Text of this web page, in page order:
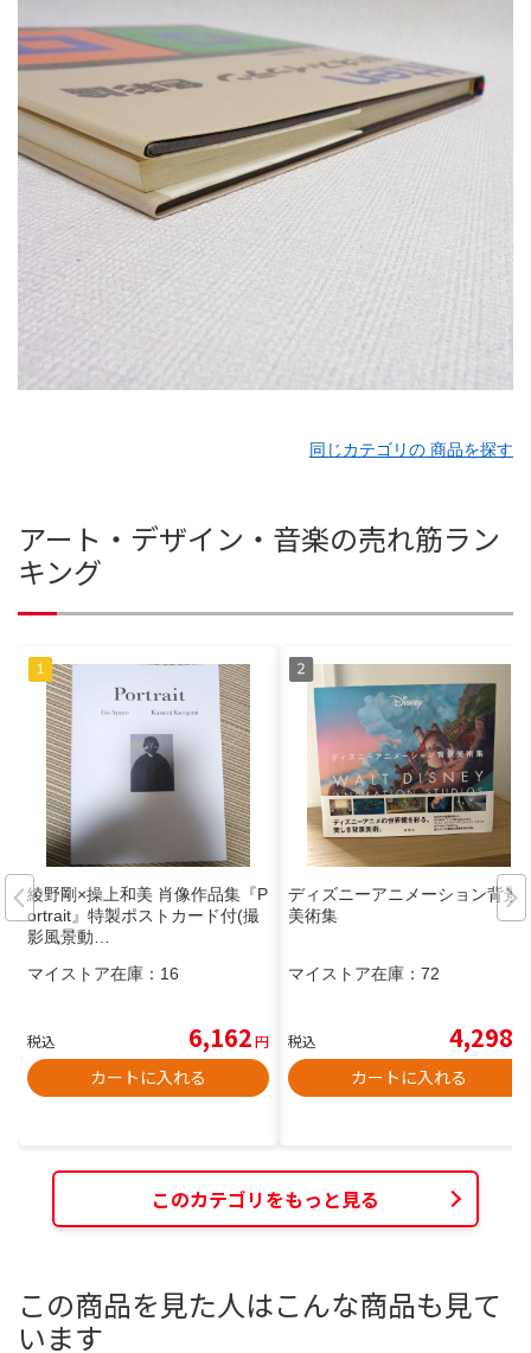
同じカテゴリの 商品を探す
アート・デザイン・音楽の売れ筋ラン
キング
綾野剛×操上和美 肖像作品集『P
ortrait』特製ポストカード付(撮
影風景動…
マイストア在庫： 16
税込 6,162円
カートに入れる
ディズニーアニメーション背景
美術集
マイストア在庫： 72
税込 4,298
カートに入れる
このカテゴリをもっと見る
この商品を見た人はこんな商品も見て
います